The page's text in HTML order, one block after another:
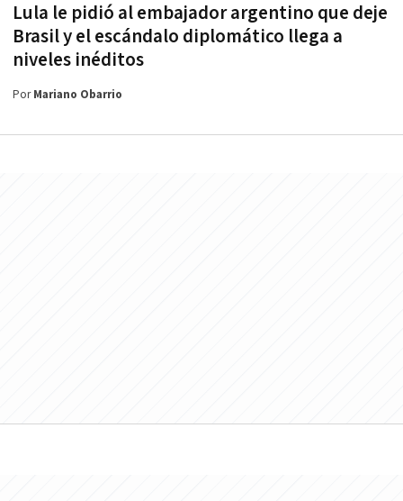
Lula le pidió al embajador argentino que deje
Brasil y el escándalo diplomático llega a
niveles inéditos
PorMariano Obarrio